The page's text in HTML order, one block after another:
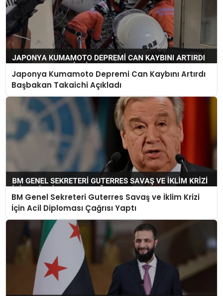
Japonya Kumamoto Depremi Can Kaybını Artırdı
Başbakan Takaichi Açıkladı
BM Genel Sekreteri Guterres Savaş ve İklim Krizi
İçin Acil Diploması Çağrısı Yaptı